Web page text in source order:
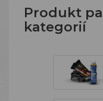
Produkt
kategorií